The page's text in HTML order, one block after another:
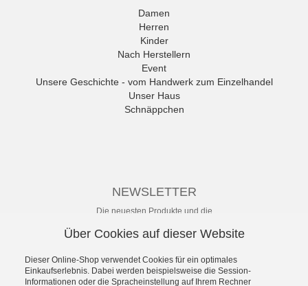
Andrea Conti
ANWR
anwr Schuh
ANXXXX
Apple of Eden
Ara
Mehr
Damen
Herren
Kinder
Nach Herstellern
Event
Unsere Geschichte - vom Handwerk zum Einzelhandel
Unser Haus
Schnäppchen
NEWSLETTER
Die neuesten Produkte und die
Ihr nichts mehr verpasst.
Über Cookies auf dieser Website
Dieser Online-Shop verwendet Cookies für ein optimales
Einkaufserlebnis. Dabei werden beispielsweise die Session-
Informationen oder die Spracheinstellung auf Ihrem Rechner